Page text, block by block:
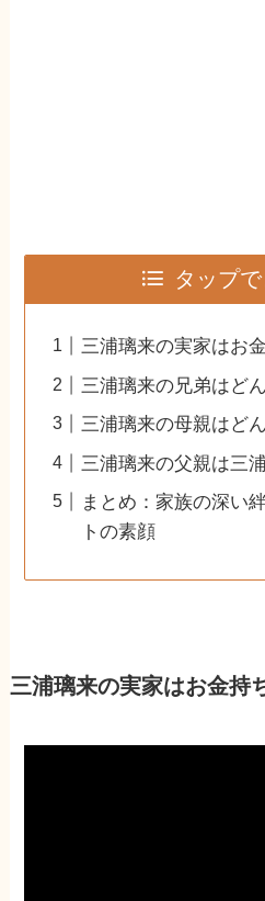
タップ
三浦璃来の実家はお
三浦璃来の兄弟はど
三浦璃来の母親はど
三浦璃来の父親は三
まとめ：家族の深い
トの素顔
三浦璃来の実家はお金持